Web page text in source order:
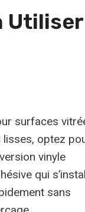
surfaces
lisses, optez
vinyle
qui
sans